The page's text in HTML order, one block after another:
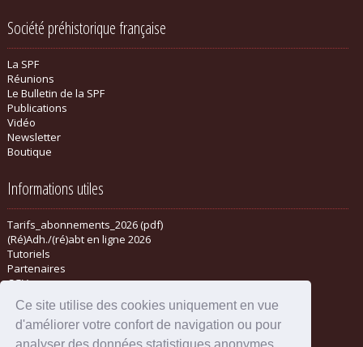
Ce site utilise des cookies uniquement en vue
d'améliorer votre confort de navigation ou pour
analyser des données statistiques anonymes.
Société préhistorique française
La SPF
Réunions
Le Bulletin de la SPF
Publications
Vidéo
Newsletter
Boutique
Informations utiles
Tarifs_abonnements_2026 (pdf)
(Ré)Adh./(ré)abt en ligne 2026
Tutoriels
Partenaires
CGV